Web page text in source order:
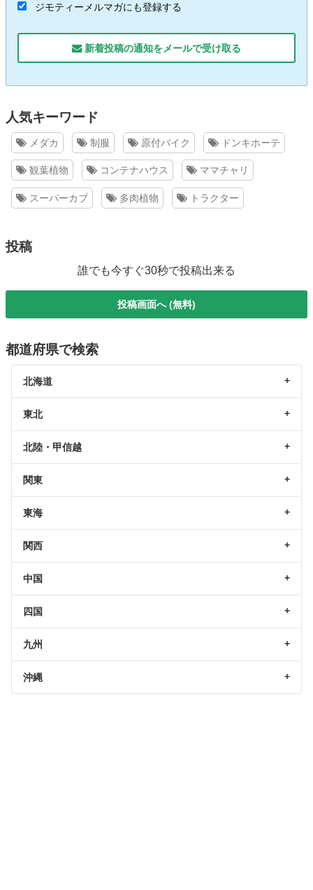
ジモティーメルマガにも登録する
新着投稿の通知をメールで受け取る
人気キーワード
メダカ 制服 原付バイク ドンキホーテ
観葉植物 コンテナハウス ママチャリ
スーパーカブ 多肉植物 トラクター
投稿
誰でも今すぐ30秒で投稿出来る
投稿画面へ (無料)
都道府県で検索
北海道
東北
北陸・甲信越
関東
東海
関西
中国
四国
九州
沖縄